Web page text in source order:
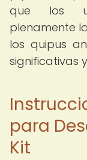
que los
plenamente
los quipus
significativas
para
Kit